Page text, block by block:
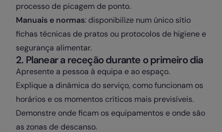
processo de picagem de ponto.
Manuais e normas: disponibilize num único sítio
fichas técnicas de pratos ou protocolos de higiene e
segurança alimentar.
2. Planear a receção durante o primeiro dia
Apresente a pessoa à equipa e ao espaço.
Explique a dinâmica do serviço, como funcionam os
horários e os momentos críticos mais previsíveis.
Demonstre onde ficam os equipamentos e onde são
as zonas de descanso.